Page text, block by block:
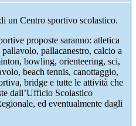
un Centro sportivo scolastico.
proposte saranno: atletica
pallacanestro, calcio a
bowling, orienteering, sci,
beach tennis, canottaggio,
bridge e tutte le attività che
dall’Ufficio Scolastico
ed eventualmente dagli